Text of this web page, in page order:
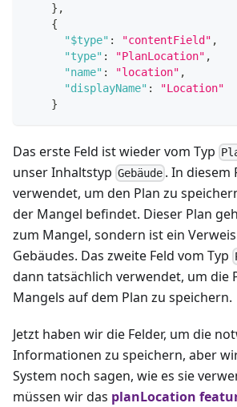
} ,
{
"$type" : "contentField" ,
"type" : "PlanLocation" ,
"name" : "location" ,
"displayName" :
"Location"
}
Das erste Feld ist wieder vom Typ
unser Inhaltstyp Gebäude . In diesem
verwendet, um den Plan zu
der Mangel befindet. Dieser Plan
zum Mangel, sondern ist ein
Gebäudes. Das zweite Feld vom Typ
dann tatsächlich verwendet, um die
Mangels auf dem Plan zu speichern.
Jetzt haben wir die Felder, um die
Informationen zu speichern, aber
System noch sagen, wie es sie
müssen wir das planLocation